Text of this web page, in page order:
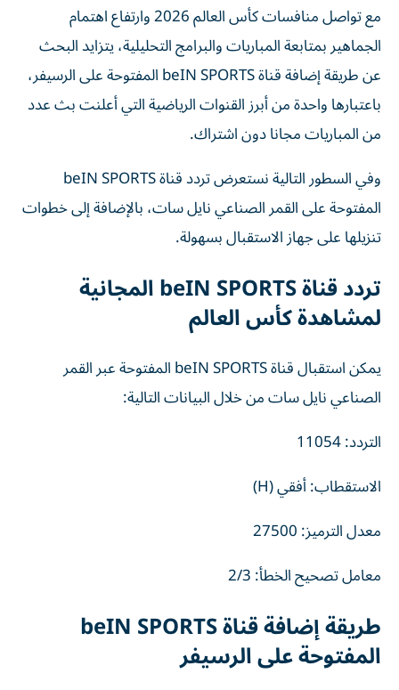
مع تواصل منافسات كأس العالم 2026 وارتفاع اهتمام
الجماهير بمتابعة المباريات والبرامج التحليلية، يتزايد البحث
عن طريقة إضافة قناة beIN SPORTS المفتوحة على الرسيفر،
باعتبارها واحدة من أبرز القنوات الرياضية التي أعلنت بث عدد
من المباريات مجانا دون اشتراك.
وفي السطور التالية نستعرض تردد قناة beIN SPORTS
المفتوحة على القمر الصناعي نايل سات، بالإضافة إلى خطوات
تنزيلها على جهاز الاستقبال بسهولة.
تردد قناة beIN SPORTS المجانية
لمشاهدة كأس العالم
يمكن استقبال قناة beIN SPORTS المفتوحة عبر القمر
الصناعي نايل سات من خلال البيانات التالية:
التردد: 11054
الاستقطاب: أفقي (H)
معدل الترميز: 27500
معامل تصحيح الخطأ: 2/3
طريقة إضافة قناة beIN SPORTS
المفتوحة على الرسيفر